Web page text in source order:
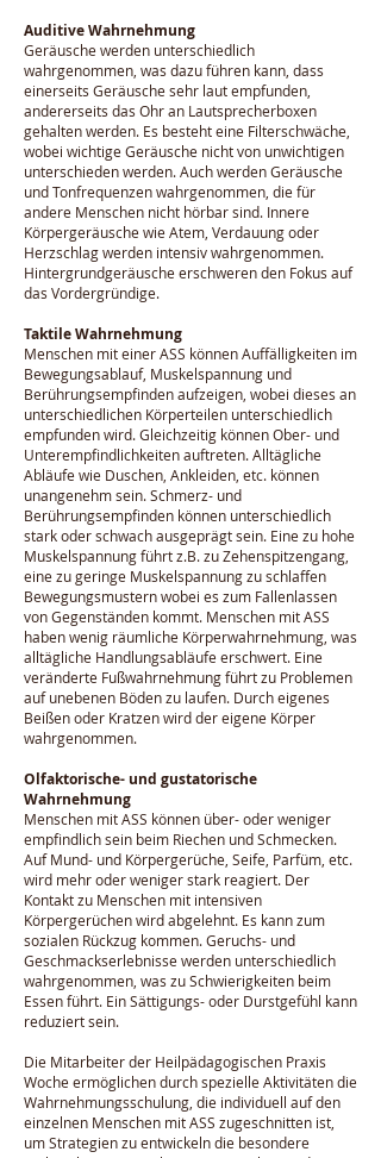
Auditive Wahrnehmung
Geräusche werden unterschiedlich
wahrgenommen, was dazu führen kann, dass
einerseits Geräusche sehr laut empfunden,
andererseits das Ohr an Lautsprecherboxen
gehalten werden. Es besteht eine Filterschwäche,
wobei wichtige Geräusche nicht von unwichtigen
unterschieden werden. Auch werden Geräusche
und Tonfrequenzen wahrgenommen, die für
andere Menschen nicht hörbar sind. Innere
Körpergeräusche wie Atem, Verdauung oder
Herzschlag werden intensiv wahrgenommen.
Hintergrundgeräusche erschweren den Fokus auf
das Vordergründige.
Taktile Wahrnehmung
Menschen mit einer ASS können Auffälligkeiten im
Bewegungsablauf, Muskelspannung und
Berührungsempfinden aufzeigen, wobei dieses an
unterschiedlichen Körperteilen unterschiedlich
empfunden wird. Gleichzeitig können Ober- und
Unterempfindlichkeiten auftreten. Alltägliche
Abläufe wie Duschen, Ankleiden, etc. können
unangenehm sein. Schmerz- und
Berührungsempfinden können unterschiedlich
stark oder schwach ausgeprägt sein. Eine zu hohe
Muskelspannung führt z.B. zu Zehenspitzengang,
eine zu geringe Muskelspannung zu schlaffen
Bewegungsmustern wobei es zum Fallenlassen
von Gegenständen kommt. Menschen mit ASS
haben wenig räumliche Körperwahrnehmung, was
alltägliche Handlungsabläufe erschwert. Eine
veränderte Fußwahrnehmung führt zu Problemen
auf unebenen Böden zu laufen. Durch eigenes
Beißen oder Kratzen wird der eigene Körper
wahrgenommen.
Olfaktorische- und gustatorische
Wahrnehmung
Menschen mit ASS können über- oder weniger
empfindlich sein beim Riechen und Schmecken.
Auf Mund- und Körpergerüche, Seife, Parfüm, etc.
wird mehr oder weniger stark reagiert. Der
Kontakt zu Menschen mit intensiven
Körpergerüchen wird abgelehnt. Es kann zum
sozialen Rückzug kommen. Geruchs- und
Geschmackserlebnisse werden unterschiedlich
wahrgenommen, was zu Schwierigkeiten beim
Essen führt. Ein Sättigungs- oder Durstgefühl kann
reduziert sein.
Die Mitarbeiter der Heilpädagogischen Praxis
Woche ermöglichen durch spezielle Aktivitäten die
Wahrnehmungsschulung, die individuell auf den
einzelnen Menschen mit ASS zugeschnitten ist,
um Strategien zu entwickeln die besondere